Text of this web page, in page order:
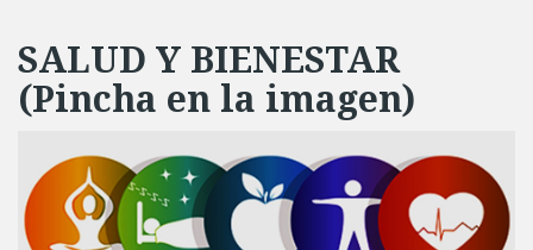
SALUD Y BIENESTAR
(Pincha en la imagen)